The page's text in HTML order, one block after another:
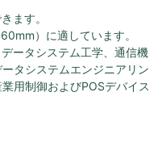
ます。
）に適しています。
ータシステム工学、通信機
タシステムエンジニアリン
用制御およびPOSデバイス